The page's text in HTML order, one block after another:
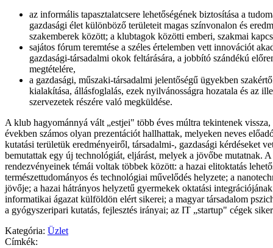
az informális tapasztalatcsere lehetőségének biztosítása a
gazdasági élet különböző területeit magas színvonalon és
szakemberek között; a klubtagok közötti emberi, szakmai
sajátos fórum teremtése a széles értelemben vett innovációt
gazdasági-társadalmi okok feltárására, a jobbító szándékú
megtételére,
a gazdasági, műszaki-társadalmi jelentőségű ügyekben
kialakítása, állásfoglalás, ezek nyilvánosságra hozatala és az
szervezetek részére való megküldése.
A klub hagyománnyá vált „estjei" több éves múltra tekintenek
években számos olyan prezentációt hallhattak, melyeken neves
kutatási területük eredményeiről, társadalmi-, gazdasági kérdéseket
bemutattak egy új technológiát, eljárást, melyek a jövőbe mutatnak.
rendezvényeinek témái voltak többek között: a hazai elitoktatás
természettudományos és technológiai művelődés helyzete; a
jövője; a hazai hátrányos helyzetű gyermekek oktatási
informatikai ágazat külföldön elért sikerei; a magyar társadalom
a gyógyszeripari kutatás, fejlesztés irányai; az IT „startup" cégek
Kategória: Üzlet
Címkék: